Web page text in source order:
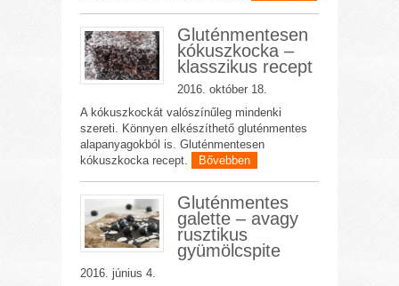
Gluténmentesen
kókuszkocka –
klasszikus recept
2016. október 18.
A kókuszkockát valószínűleg mindenki
szereti. Könnyen elkészíthető gluténmentes
alapanyagokból is. Gluténmentesen
kókuszkocka recept.
Bővebben
Gluténmentes
galette – avagy
rusztikus
gyümölcspite
2016. június 4.